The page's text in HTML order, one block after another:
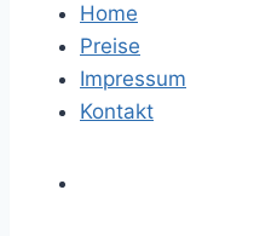
Home
Preise
Impressum
Kontakt